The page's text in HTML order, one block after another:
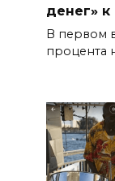
денег»
В первом
процента